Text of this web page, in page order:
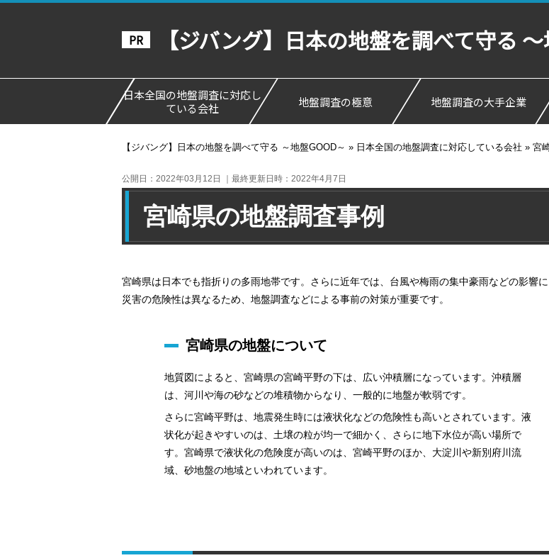
【ジバング】日本の地盤を調べて守る
日本全国の地盤調査に対応し
ている会社
地盤調査の極意 地盤調査の大手企業
【ジバング】日本の地盤を調べて守る ～地盤GOOD～ » 日本全国の地盤調査に対応している会社 » 宮
公開日：2022年03月12日 ｜最終更新日時：2022年4月7日
宮崎県の地盤調査事例
宮崎県は日本でも指折りの多雨地帯です。さらに近年では、台風や梅雨の集中豪雨などの影響
災害の危険性は異なるため、地盤調査などによる事前の対策が重要です。
宮崎県の地盤について
地質図によると、宮崎県の宮崎平野の下は、広い沖積層になっています。沖積層
は、河川や海の砂などの堆積物からなり、一般的に地盤が軟弱です。
さらに宮崎平野は、地震発生時には液状化などの危険性も高いとされています。液
状化が起きやすいのは、土壌の粒が均一で細かく、さらに地下水位が高い場所で
す。宮崎県で液状化の危険度が高いのは、宮崎平野のほか、大淀川や新別府川流
域、砂地盤の地域といわれています。